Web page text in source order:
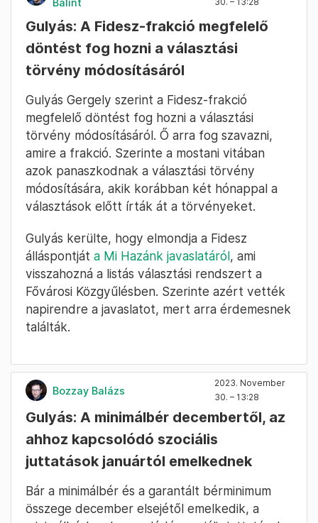
Bálint
Gulyás: A Fidesz-frakció megfelelő
döntést fog hozni a választási
törvény módosításáról
Gulyás Gergely szerint a Fidesz-frakció
megfelelő döntést fog hozni a választási
törvény módosításáról. Ő arra fog szavazni,
amire a frakció. Szerinte a mostani vitában
azok panaszkodnak a választási törvény
módosítására, akik korábban két hónappal a
választások előtt írták át a törvényeket.
Gulyás kerülte, hogy elmondja a Fidesz
álláspontját a Mi Hazánk javaslatáról, ami
visszahozná a listás választási rendszert a
Fővárosi Közgyűlésben. Szerinte azért vették
napirendre a javaslatot, mert arra érdemesnek
találták.
Bozzay Balázs
2023. November
30. – 13:28
Gulyás: A minimálbér decembertől, az
ahhoz kapcsolódó szociális
juttatások januártól emelkednek
Bár a minimálbér és a garantált bérminimum
összege december elsejétől emelkedik, a